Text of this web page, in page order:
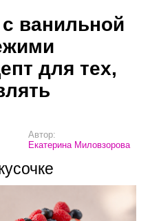
ванильной
для тех,
Автор:
Екатерина Миловзорова